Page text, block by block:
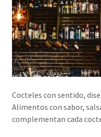
Cocteles con sentido,
Alimentos con sabor,
complementan cada